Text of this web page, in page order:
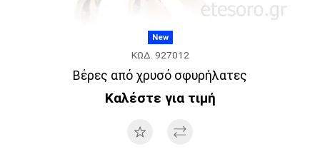
New
ΚΩΔ. 927012
Βέρες από χρυσό σφυρήλατες
Καλέστε για τιμή